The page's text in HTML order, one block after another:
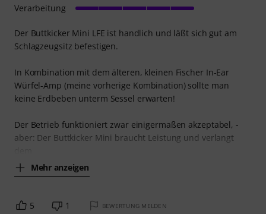
Der Buttkicker Mini LFE ist handlich und läßt sich gut am
Schlagzeugsitz befestigen.
In Kombination mit dem älteren, kleinen Fischer In-Ear
Würfel-Amp (meine vorherige Kombination) sollte man
keine Erdbeben unterm Sessel erwarten!
Der Betrieb funktioniert zwar einigermaßen akzeptabel, -
aber: Der Buttkicker Mini braucht Leistung und verlangt
Mehr anzeigen
Verarbeitung
5 1 BEWERTUNG MELDEN